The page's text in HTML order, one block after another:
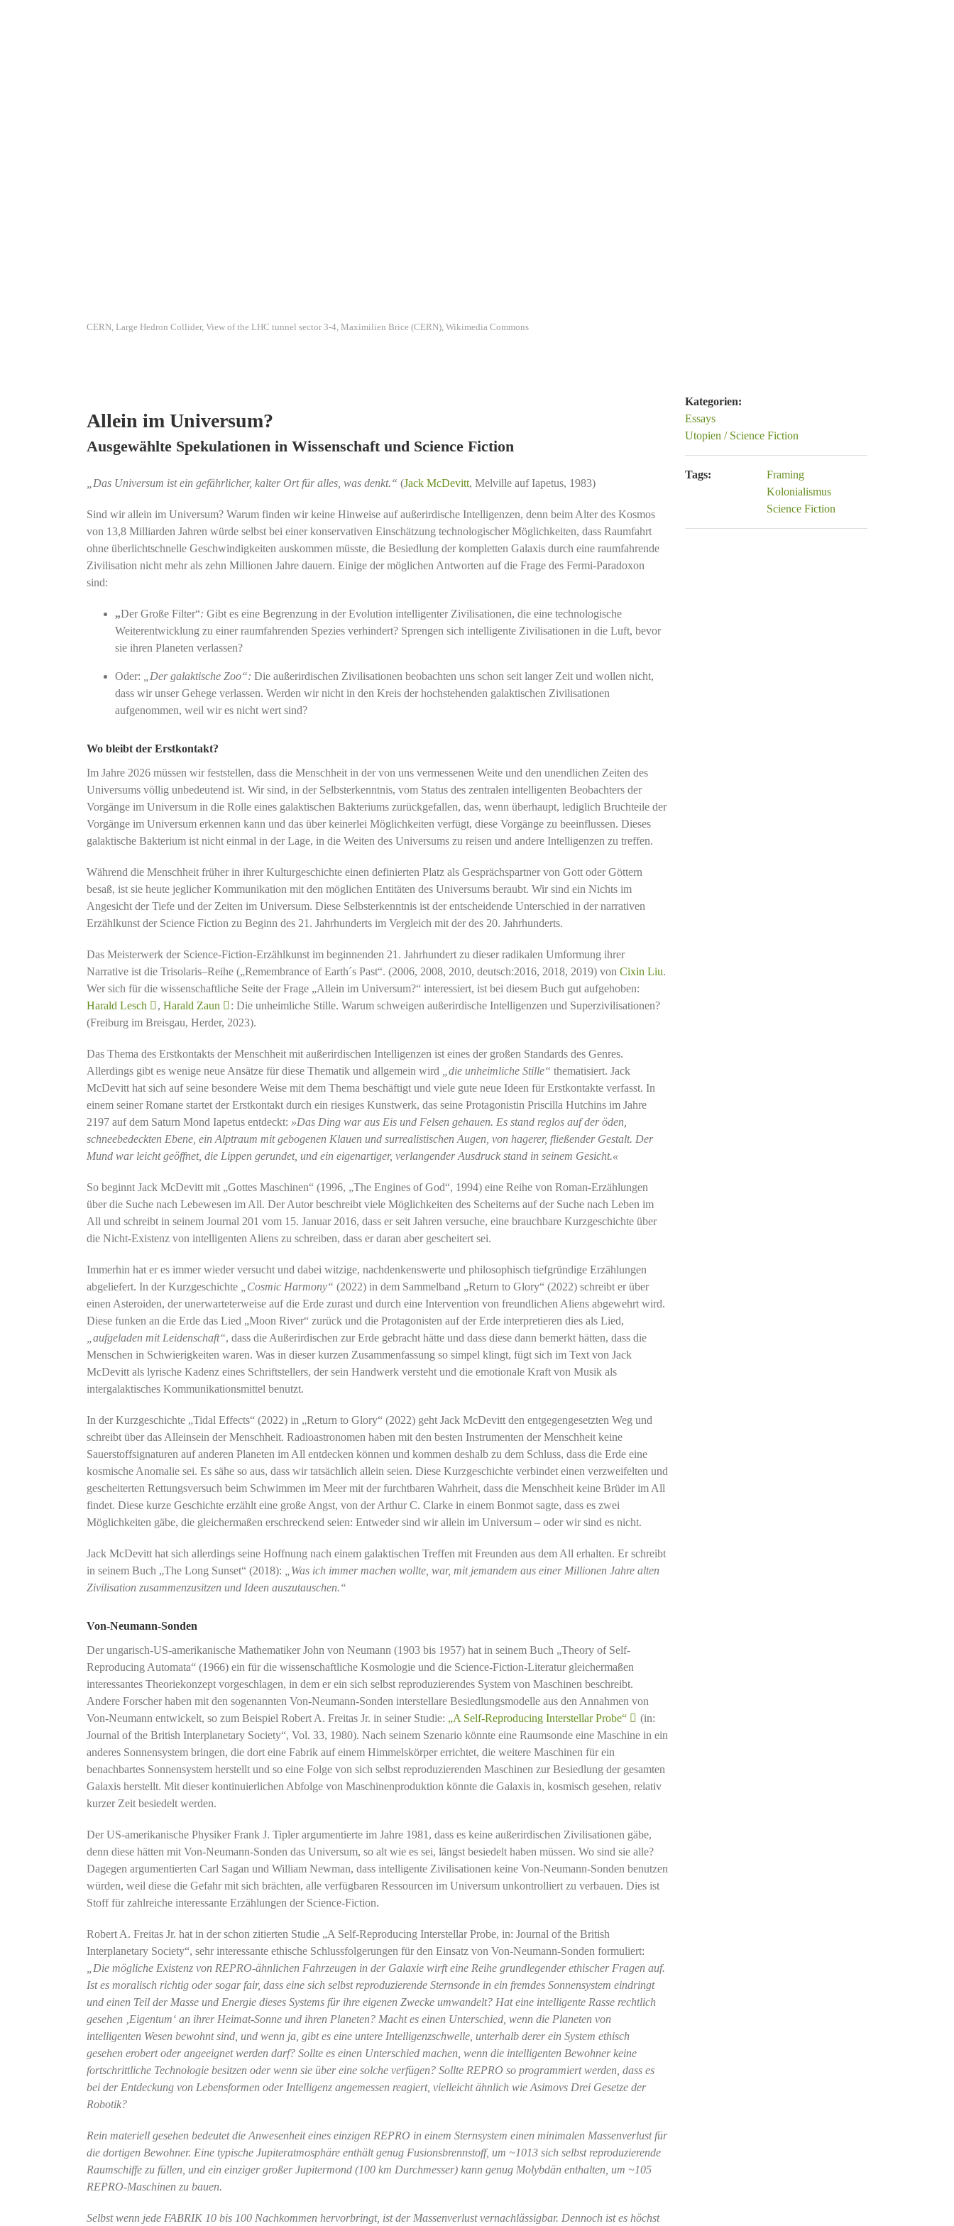
CERN, Large Hedron Collider, View of the LHC tunnel sector 3-4, Maximilien Brice (CERN), Wikimedia Commons
Allein im Universum?
Ausgewählte Spekulationen in Wissenschaft und Science Fiction
„Das Universum ist ein gefährlicher, kalter Ort für alles, was denkt.“ (Jack McDevitt, Melville auf Iapetus, 1983)
Sind wir allein im Universum? Warum finden wir keine Hinweise auf außerirdische Intelligenzen, denn beim Alter des Kosmos
von 13,8 Milliarden Jahren würde selbst bei einer konservativen Einschätzung technologischer Möglichkeiten, dass Raumfahrt
ohne überlichtschnelle Geschwindigkeiten auskommen müsste, die Besiedlung der kompletten Galaxis durch eine raumfahrende
Zivilisation nicht mehr als zehn Millionen Jahre dauern. Einige der möglichen Antworten auf die Frage des Fermi-Paradoxon
sind:
„Der Große Filter“: Gibt es eine Begrenzung in der Evolution intelligenter Zivilisationen, die eine technologische
Weiterentwicklung zu einer raumfahrenden Spezies verhindert? Sprengen sich intelligente Zivilisationen in die Luft, bevor
sie ihren Planeten verlassen?
Oder: „Der galaktische Zoo“: Die außerirdischen Zivilisationen beobachten uns schon seit langer Zeit und wollen nicht,
dass wir unser Gehege verlassen. Werden wir nicht in den Kreis der hochstehenden galaktischen Zivilisationen
aufgenommen, weil wir es nicht wert sind?
Wo bleibt der Erstkontakt?
Im Jahre 2026 müssen wir feststellen, dass die Menschheit in der von uns vermessenen Weite und den unendlichen Zeiten des
Universums völlig unbedeutend ist. Wir sind, in der Selbsterkenntnis, vom Status des zentralen intelligenten Beobachters der
Vorgänge im Universum in die Rolle eines galaktischen Bakteriums zurückgefallen, das, wenn überhaupt, lediglich Bruchteile der
Vorgänge im Universum erkennen kann und das über keinerlei Möglichkeiten verfügt, diese Vorgänge zu beeinflussen. Dieses
galaktische Bakterium ist nicht einmal in der Lage, in die Weiten des Universums zu reisen und andere Intelligenzen zu treffen.
Während die Menschheit früher in ihrer Kulturgeschichte einen definierten Platz als Gesprächspartner von Gott oder Göttern
besaß, ist sie heute jeglicher Kommunikation mit den möglichen Entitäten des Universums beraubt. Wir sind ein Nichts im
Angesicht der Tiefe und der Zeiten im Universum. Diese Selbsterkenntnis ist der entscheidende Unterschied in der narrativen
Erzählkunst der Science Fiction zu Beginn des 21. Jahrhunderts im Vergleich mit der des 20. Jahrhunderts.
Das Meisterwerk der Science-Fiction-Erzählkunst im beginnenden 21. Jahrhundert zu dieser radikalen Umformung ihrer
Narrative ist die Trisolaris–Reihe („Remembrance of Earth´s Past“. (2006, 2008, 2010, deutsch:2016, 2018, 2019) von Cixin Liu.
Wer sich für die wissenschaftliche Seite der Frage „Allein im Universum?“ interessiert, ist bei diesem Buch gut aufgehoben:
Harald Lesch
, Harald Zaun
: Die unheimliche Stille. Warum schweigen außerirdische Intelligenzen und Superzivilisationen?
(Freiburg im Breisgau, Herder, 2023).
Das Thema des Erstkontakts der Menschheit mit außerirdischen Intelligenzen ist eines der großen Standards des Genres.
Allerdings gibt es wenige neue Ansätze für diese Thematik und allgemein wird
„die unheimliche Stille“ thematisiert. Jack
McDevitt hat sich auf seine besondere Weise mit dem Thema beschäftigt und viele gute neue Ideen für Erstkontakte verfasst. In
einem seiner Romane startet der Erstkontakt durch ein riesiges Kunstwerk, das seine Protagonistin Priscilla Hutchins im Jahre
2197 auf dem Saturn Mond Iapetus entdeckt: »Das Ding war aus Eis und Felsen gehauen. Es stand reglos auf der öden,
schneebedeckten Ebene, ein Alptraum mit gebogenen Klauen und surrealistischen Augen, von hagerer, fließender Gestalt. Der
Mund war leicht geöffnet, die Lippen gerundet, und ein eigenartiger, verlangender Ausdruck stand in seinem Gesicht.«
So beginnt Jack McDevitt mit „Gottes Maschinen“ (1996, „The Engines of God“, 1994) eine Reihe von Roman-Erzählungen
über die Suche nach Lebewesen im All. Der Autor beschreibt viele Möglichkeiten des Scheiterns auf der Suche nach Leben im
All und schreibt in seinem Journal 201 vom 15. Januar 2016, dass er seit Jahren versuche, eine brauchbare Kurzgeschichte über
die Nicht-Existenz von intelligenten Aliens zu schreiben, dass er daran aber gescheitert sei.
Immerhin hat er es immer wieder versucht und dabei witzige, nachdenkenswerte und philosophisch tiefgründige Erzählungen
abgeliefert. In der Kurzgeschichte
„Cosmic Harmony“ (2022) in dem Sammelband „Return to Glory“ (2022) schreibt er über
einen Asteroiden, der unerwarteterweise auf die Erde zurast und durch eine Intervention von freundlichen Aliens abgewehrt wird.
Diese funken an die Erde das Lied „Moon River“ zurück und die Protagonisten auf der Erde interpretieren dies als Lied,
„aufgeladen mit Leidenschaft“, dass die Außerirdischen zur Erde gebracht hätte und dass diese dann bemerkt hätten, dass die
Menschen in Schwierigkeiten waren. Was in dieser kurzen Zusammenfassung so simpel klingt, fügt sich im Text von Jack
McDevitt als lyrische Kadenz eines Schriftstellers, der sein Handwerk versteht und die emotionale Kraft von Musik als
intergalaktisches Kommunikationsmittel benutzt.
In der Kurzgeschichte „Tidal Effects“ (2022) in „Return to Glory“ (2022) geht Jack McDevitt den entgegengesetzten Weg und
schreibt über das Alleinsein der Menschheit. Radioastronomen haben mit den besten Instrumenten der Menschheit keine
Sauerstoffsignaturen auf anderen Planeten im All entdecken können und kommen deshalb zu dem Schluss, dass die Erde eine
kosmische Anomalie sei. Es sähe so aus, dass wir tatsächlich allein seien. Diese Kurzgeschichte verbindet einen verzweifelten und
gescheiterten Rettungsversuch beim Schwimmen im Meer mit der furchtbaren Wahrheit, dass die Menschheit keine Brüder im All
findet. Diese kurze Geschichte erzählt eine große Angst, von der Arthur C. Clarke in einem Bonmot sagte, dass es zwei
Möglichkeiten gäbe, die gleichermaßen erschreckend seien: Entweder sind wir allein im Universum – oder wir sind es nicht.
Jack McDevitt hat sich allerdings seine Hoffnung nach einem galaktischen Treffen mit Freunden aus dem All erhalten. Er schreibt
in seinem Buch „The Long Sunset“ (2018):
„Was ich immer machen wollte, war, mit jemandem aus einer Millionen Jahre alten
Zivilisation zusammenzusitzen und Ideen auszutauschen.“
Von-Neumann-Sonden
Der ungarisch-US-amerikanische Mathematiker John von Neumann (1903 bis 1957) hat in seinem Buch „Theory of Self-
Reproducing Automata“ (1966) ein für die wissenschaftliche Kosmologie und die Science-Fiction-Literatur gleichermaßen
interessantes Theoriekonzept vorgeschlagen, in dem er ein sich selbst reproduzierendes System von Maschinen beschreibt.
Andere Forscher haben mit den sogenannten Von-Neumann-Sonden interstellare Besiedlungsmodelle aus den Annahmen von
Von-Neumann entwickelt, so zum Beispiel Robert A. Freitas Jr. in seiner Studie: „A Self-Reproducing Interstellar Probe“
(in:
Journal of the British Interplanetary Society“, Vol. 33, 1980). Nach seinem Szenario könnte eine Raumsonde eine Maschine in ein
anderes Sonnensystem bringen, die dort eine Fabrik auf einem Himmelskörper errichtet, die weitere Maschinen für ein
benachbartes Sonnensystem herstellt und so eine Folge von sich selbst reproduzierenden Maschinen zur Besiedlung der gesamten
Galaxis herstellt. Mit dieser kontinuierlichen Abfolge von Maschinenproduktion könnte die Galaxis in, kosmisch gesehen, relativ
kurzer Zeit besiedelt werden.
Der US-amerikanische Physiker Frank J. Tipler argumentierte im Jahre 1981, dass es keine außerirdischen Zivilisationen gäbe,
denn diese hätten mit Von-Neumann-Sonden das Universum, so alt wie es sei, längst besiedelt haben müssen. Wo sind sie alle?
Dagegen argumentierten Carl Sagan und William Newman, dass intelligente Zivilisationen keine Von-Neumann-Sonden benutzen
würden, weil diese die Gefahr mit sich brächten, alle verfügbaren Ressourcen im Universum unkontrolliert zu verbauen. Dies ist
Stoff für zahlreiche interessante Erzählungen der Science-Fiction.
Robert A. Freitas Jr. hat in der schon zitierten Studie „A Self-Reproducing Interstellar Probe, in: Journal of the British
Interplanetary Society“, sehr interessante ethische Schlussfolgerungen für den Einsatz von Von-Neumann-Sonden formuliert:
„Die mögliche Existenz von REPRO-ähnlichen Fahrzeugen in der Galaxie wirft eine Reihe grundlegender ethischer Fragen auf.
Ist es moralisch richtig oder sogar fair, dass eine sich selbst reproduzierende Sternsonde in ein fremdes Sonnensystem eindringt
und einen Teil der Masse und Energie dieses Systems für ihre eigenen Zwecke umwandelt? Hat eine intelligente Rasse rechtlich
gesehen ‚Eigentum‘ an ihrer Heimat-Sonne und ihren Planeten? Macht es einen Unterschied, wenn die Planeten von
intelligenten Wesen bewohnt sind, und wenn ja, gibt es eine untere Intelligenzschwelle, unterhalb derer ein System ethisch
gesehen erobert oder angeeignet werden darf? Sollte es einen Unterschied machen, wenn die intelligenten Bewohner keine
fortschrittliche Technologie besitzen oder wenn sie über eine solche verfügen? Sollte REPRO so programmiert werden, dass es
bei der Entdeckung von Lebensformen oder Intelligenz angemessen reagiert, vielleicht ähnlich wie Asimovs Drei Gesetze der
Robotik?
Rein materiell gesehen bedeutet die Anwesenheit eines einzigen REPRO in einem Sternsystem einen minimalen Massenverlust für
die dortigen Bewohner. Eine typische Jupiteratmosphäre enthält genug Fusionsbrennstoff, um ~1013 sich selbst reproduzierende
Raumschiffe zu füllen, und ein einziger großer Jupitermond (100 km Durchmesser) kann genug Molybdän enthalten, um ~105
REPRO-Maschinen zu bauen.
Selbst wenn jede FABRIK 10 bis 100 Nachkommen hervorbringt, ist der Massenverlust vernachlässigbar. Dennoch ist es höchst
Kategorien:
Essays
Utopien / Science Fiction
Tags:
Framing
Kolonialismus
Science Fiction